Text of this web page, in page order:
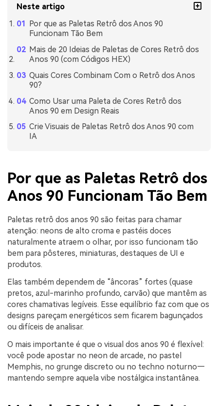
Neste artigo
Por que as Paletas Retrô dos Anos 90
Funcionam Tão Bem
Mais de 20 Ideias de Paletas de Cores Retrô dos
Anos 90 (com Códigos HEX)
Quais Cores Combinam Com o Retrô dos Anos
90?
Como Usar uma Paleta de Cores Retrô dos
Anos 90 em Design Reais
Crie Visuais de Paletas Retrô dos Anos 90 com
IA
Por que as Paletas Retrô dos
Anos 90 Funcionam Tão Bem
Paletas retrô dos anos 90 são feitas para chamar
atenção: neons de alto croma e pastéis doces
naturalmente atraem o olhar, por isso funcionam tão
bem para pôsteres, miniaturas, destaques de UI e
produtos.
Elas também dependem de “âncoras” fortes (quase
pretos, azul-marinho profundo, carvão) que mantêm as
cores chamativas legíveis. Esse equilíbrio faz com que os
designs pareçam energéticos sem ficarem bagunçados
ou difíceis de analisar.
O mais importante é que o visual dos anos 90 é flexível:
você pode apostar no neon de arcade, no pastel
Memphis, no grunge discreto ou no techno noturno—
mantendo sempre aquela vibe nostálgica instantânea.